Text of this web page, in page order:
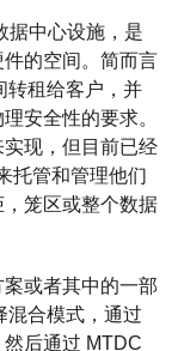
据中心设施，是
的空间。简而言
转租给客户，并
安全性的要求。
现，但目前已经
托管和管理他们
笼区或整个数据
或者其中的一部
混合模式，通过
后通过 MTDC